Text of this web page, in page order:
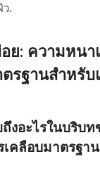
ว.
ย: ความหนา
ตรฐานสำหรั
ถึงอะไรในบริบ
คลือบมาตรฐา